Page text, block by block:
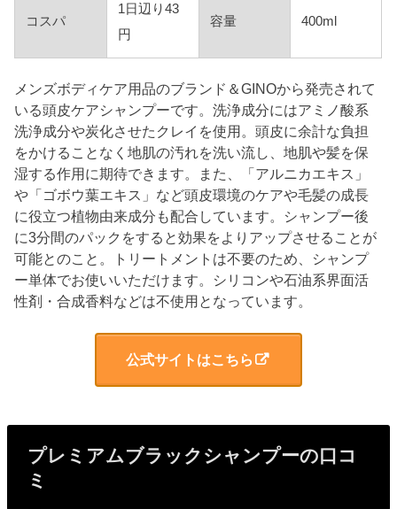
コスパ
1日辺り43
円
容量 400ml
メンズボディケア用品のブランド＆GINOから発売されて
いる頭皮ケアシャンプーです。洗浄成分にはアミノ酸系
洗浄成分や炭化させたクレイを使用。頭皮に余計な負担
をかけることなく地肌の汚れを洗い流し、地肌や髪を保
湿する作用に期待できます。また、「アルニカエキス」
や「ゴボウ葉エキス」など頭皮環境のケアや毛髪の成長
に役立つ植物由来成分も配合しています。シャンプー後
に3分間のパックをすると効果をよりアップさせることが
可能とのこと。トリートメントは不要のため、シャンプ
ー単体でお使いいただけます。シリコンや石油系界面活
性剤・合成香料などは不使用となっています。
公式サイトはこちら
プレミアムブラックシャンプーの口コ
ミ